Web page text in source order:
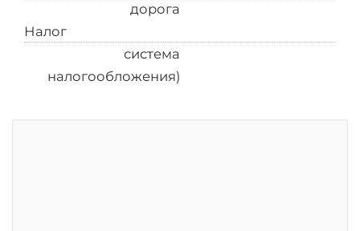
дорога
НалогУСН (упрощенная
система
налогообложения)